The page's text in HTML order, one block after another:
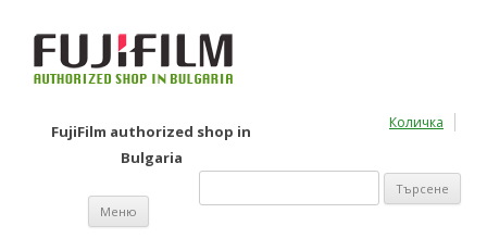
FujiFilm authorized shop in
Bulgaria
Количка
Търсене
Меню Към съдържанието